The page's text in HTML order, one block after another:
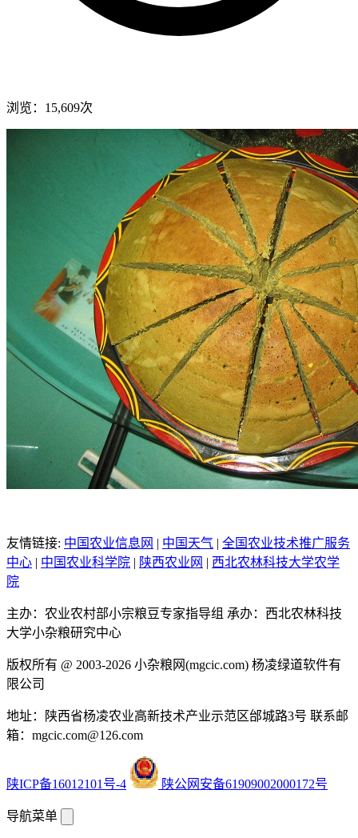
浏览：15,609次
友情链接: 中国农业信息网 | 中国天气 | 全国农业技术推广服务
中心 | 中国农业科学院 | 陕西农业网 | 西北农林科技大学农学
院
主办：农业农村部小宗粮豆专家指导组 承办：西北农林科技
大学小杂粮研究中心
版权所有 @ 2003-2026 小杂粮网(mgcic.com) 杨凌绿道软件有
限公司
地址：陕西省杨凌农业高新技术产业示范区邰城路3号 联系邮
箱：mgcic.com@126.com
陕ICP备16012101号-4 陕公网安备61909002000172号
导航菜单